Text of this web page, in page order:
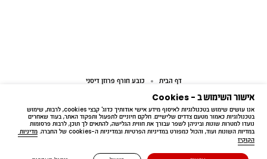
אישור השימוש ב - Cookies
אנו עושים שימוש בטכנולוגיות לאיסוף מידע אישי אודותיך כדוג' קבצי cookies, לרבות, שימוש
בטכנולוגיות כאמור מטעם צדדים שלישיים. חלקם חיוניים לתפעול ותפקוד האתר, בעוד שאחרים
נועדו למטרות שונות וביניהן לשפר עבורך את חווית הגלישה, להתאים לך תוכן, לרבות פרסומות
במדיות השונות ועוד, והכול כמפורט במדיניות הפרטיות ובמדיניות ה-cookies של החברה.
מדיניות
הקוקיז
דף הבית כובע חורף פרוזן דיסני